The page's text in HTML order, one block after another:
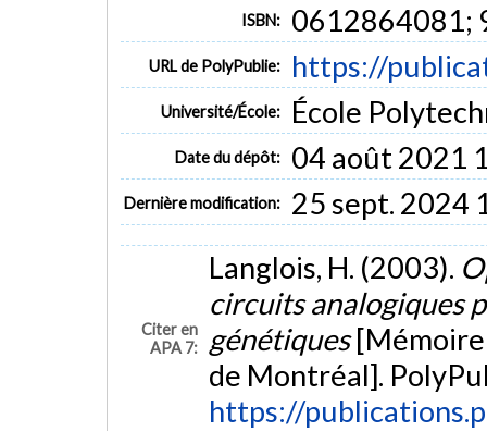
ISBN: 0612864081;
URL de PolyPublie: https://
Université/École: École
Date du dépôt: 04 août 2021
Dernière modification: 25 sept. 2024
Citer en
APA 7:
Langlois, H. (2003).
circuits analogiques
génétiques
de Montréal].
https://